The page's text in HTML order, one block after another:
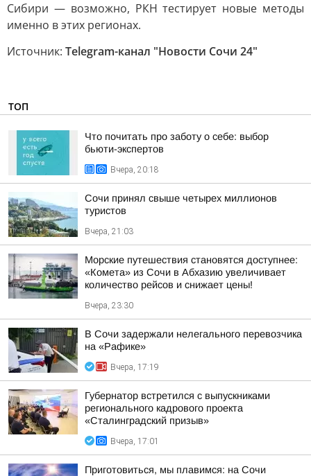
Сибири — возможно, РКН тестирует новые методы
именно в этих регионах.
Источник: Telegram-канал "Новости Сочи 24"
ТОП
Что почитать про заботу о себе: выбор
бьюти-экспертов
Вчера, 20:18
Сочи принял свыше четырех миллионов
туристов
Вчера, 21:03
Морские путешествия становятся доступнее:
«Комета» из Сочи в Абхазию увеличивает
количество рейсов и снижает цены!
Вчера, 23:30
В Сочи задержали нелегального перевозчика
на «Рафике»
Вчера, 17:19
Губернатор встретился с выпускниками
регионального кадрового проекта
«Сталинградский призыв»
Вчера, 17:01
Приготовиться, мы плавимся: на Сочи